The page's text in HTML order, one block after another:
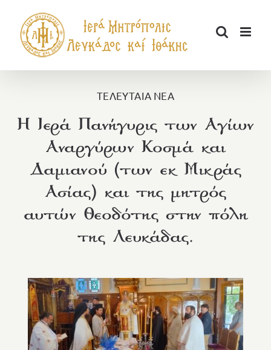
περιεχόμενο
ΤΕΛΕΥΤΑΙΑ ΝΕΑ
Η Ιερά Πανήγυρις των Αγίων
Αναργύρων Κοσμά και
Δαμιανού (των εκ Μικράς
Ασίας) και της μητρός
αυτών Θεοδότης στην πόλη
της Λευκάδας.